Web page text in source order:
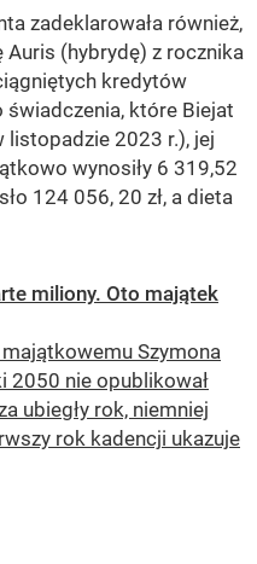
zadeklarowała również,
(hybrydę) z rocznika
kredytów
świadczenia, które Biejat
listopadzie 2023 r.), jej
wynosiły 6 319,52
124 056, 20 zł, a dieta
miliony. Oto majątek
Szymona
2050 nie opublikował
ubiegły rok, niemniej
rok kadencji ukazuje